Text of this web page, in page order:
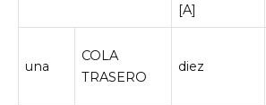
[A]
una
COLA
TRASERO
diez